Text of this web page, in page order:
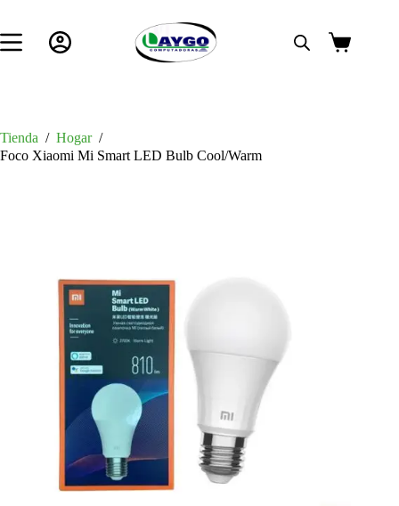
contenido
Carro
Tienda / Hogar /
Foco Xiaomi Mi Smart LED Bulb Cool/Warm